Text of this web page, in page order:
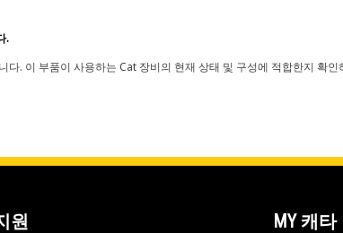
.
. 이 부품이 사용하는 Cat 장비의 현재 상태 및 구성에 적합한지 확
원 MY 캐타